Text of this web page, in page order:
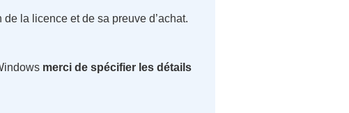
la licence et de sa preuve d’achat.
merci de spécifier les détails